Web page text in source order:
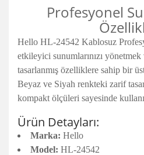
Profesyonel
Hello HL-24542 Kablosuz
etkileyici sunumlarınızı
tasarlanmış özelliklere sahip bir
Beyaz ve Siyah renkteki zarif
kompakt ölçüleri sayesinde
Ürün Detayları:
Marka: Hello
Model: HL-24542